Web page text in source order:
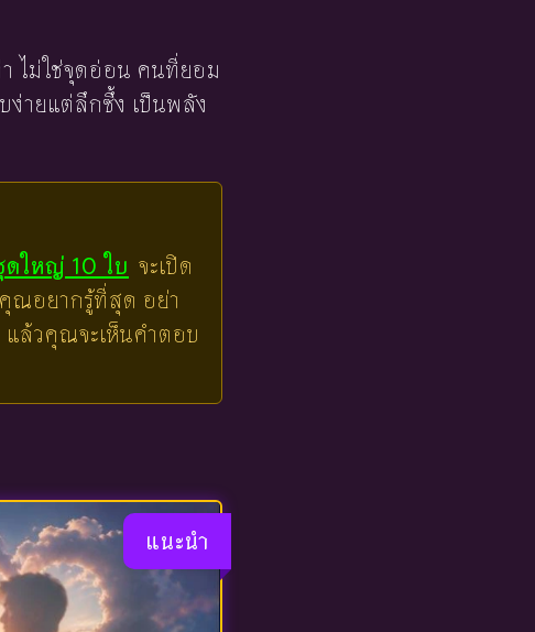
ไม่ใช่จุดอ่อน คนที่ยอม
ง่ายแต่ลึกซึ้ง เป็นพลัง
ใหญ่ 10 ใบ จะเปิด
ณอยากรู้ที่สุด อย่า
แล้วคุณจะเห็นคำตอบ
แนะนำ